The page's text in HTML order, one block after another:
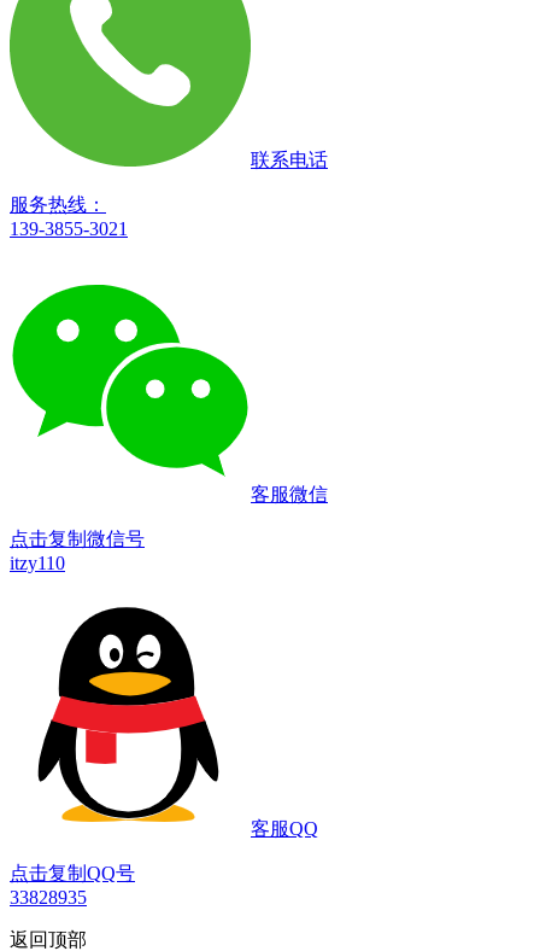
联系电话
服务热线：
139-3855-3021
客服微信
点击复制微信号
itzy110
客服QQ
点击复制QQ号
33828935
返回顶部